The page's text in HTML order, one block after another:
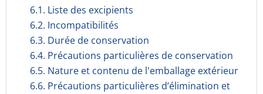
6.1. Liste des excipients
6.2. Incompati­bilités
6.3. Durée de conservation
6.4. Précautions particulières de conservation
6.5. Nature et contenu de l'emballage extérieur
6.6. Précautions particulières d’élimination et